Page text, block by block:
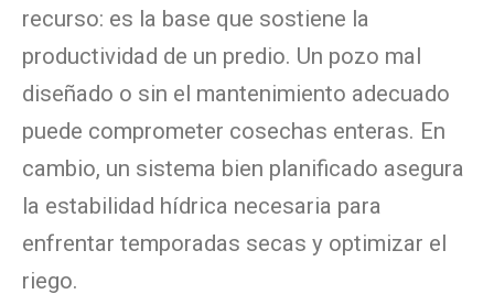
recurso: es la base que sostiene la
productividad de un predio. Un pozo mal
diseñado o sin el mantenimiento adecuado
puede comprometer cosechas enteras. En
cambio, un sistema bien planificado asegura
la estabilidad hídrica necesaria para
enfrentar temporadas secas y optimizar el
riego.